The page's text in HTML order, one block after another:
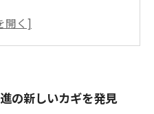
ムで風を活かす実践法
用した健康的なジム設
の新しいカギを発見